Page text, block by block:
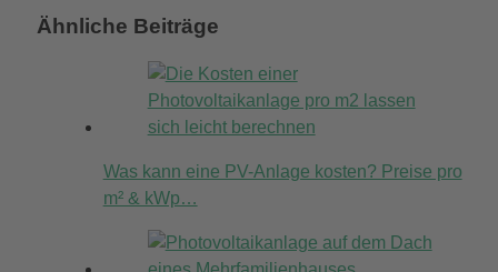
Ähnliche Beiträge
Was kann eine PV-Anlage kosten? Preise pro
m² & kWp…